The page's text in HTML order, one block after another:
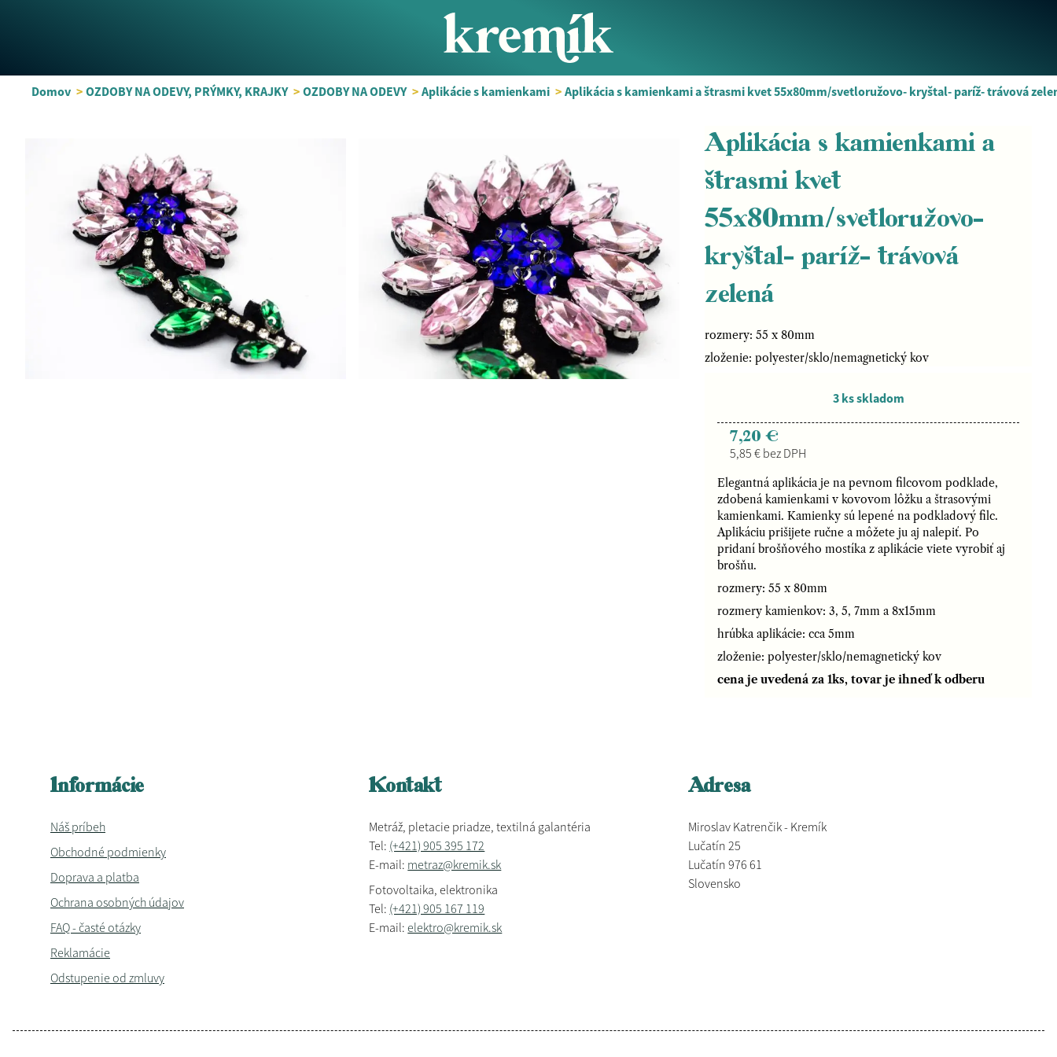
Domov > OZDOBY NA ODEVY, PRÝMKY, KRAJKY > OZDOBY NA ODEVY > Aplikácie s kamienkami > Aplikácia s kamienkami a štrasmi kvet 55x80mm/svetloružovo- kryštal- paríž- trávová
Aplikácia s kamienkami a
štrasmi kvet
55x80mm/svetloružovo-
kryštal- paríž- trávová
zelená
rozmery: 55 x 80mm
zloženie: polyester/sklo/nemagnetický kov
3 ks skladom
7,20 €
5,85 € bez DPH
Elegantná aplikácia je na pevnom filcovom podklade,
zdobená kamienkami v kovovom lôžku a štrasovými
kamienkami. Kamienky sú lepené na podkladový filc.
Aplikáciu prišijete ručne a môžete ju aj nalepiť. Po
pridaní brošňového mostíka z aplikácie viete vyrobiť aj
brošňu.
rozmery: 55 x 80mm
rozmery kamienkov: 3, 5, 7mm a 8x15mm
hrúbka aplikácie: cca 5mm
zloženie: polyester/sklo/nemagnetický kov
cena je uvedená za 1ks, tovar je ihneď k odberu
Informácie
Náš príbeh
Obchodné podmienky
Doprava a platba
Ochrana osobných údajov
FAQ - časté otázky
Reklamácie
Odstupenie od zmluvy
Kontakt
Metráž, pletacie priadze, textilná galantéria
Tel: (+421) 905 395 172
E-mail: metraz@kremik.sk
Fotovoltaika, elektronika
Tel: (+421) 905 167 119
E-mail:elektro@kremik.sk
Adresa
Miroslav Katrenčik - Kremík
Lučatín 25
Lučatín 976 61
Slovensko